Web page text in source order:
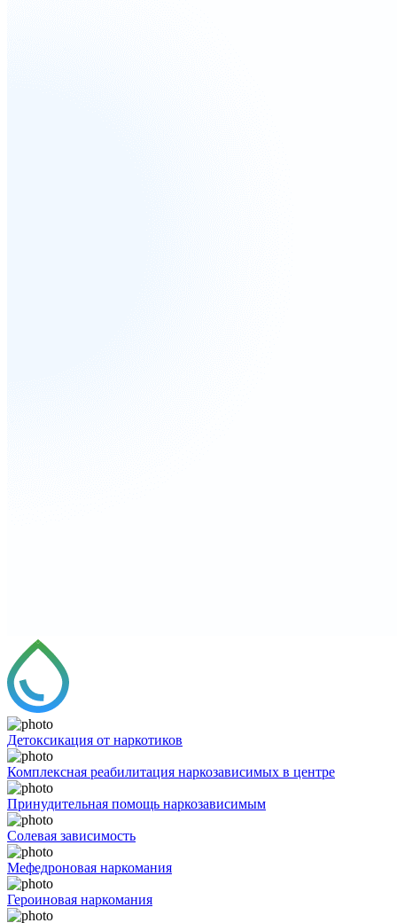
Детоксикация от наркотиков
Комплексная реабилитация наркозависимых в центре
Принудительная помощь наркозависимым
Солевая зависимость
Мефедроновая наркомания
Героиновая наркомания